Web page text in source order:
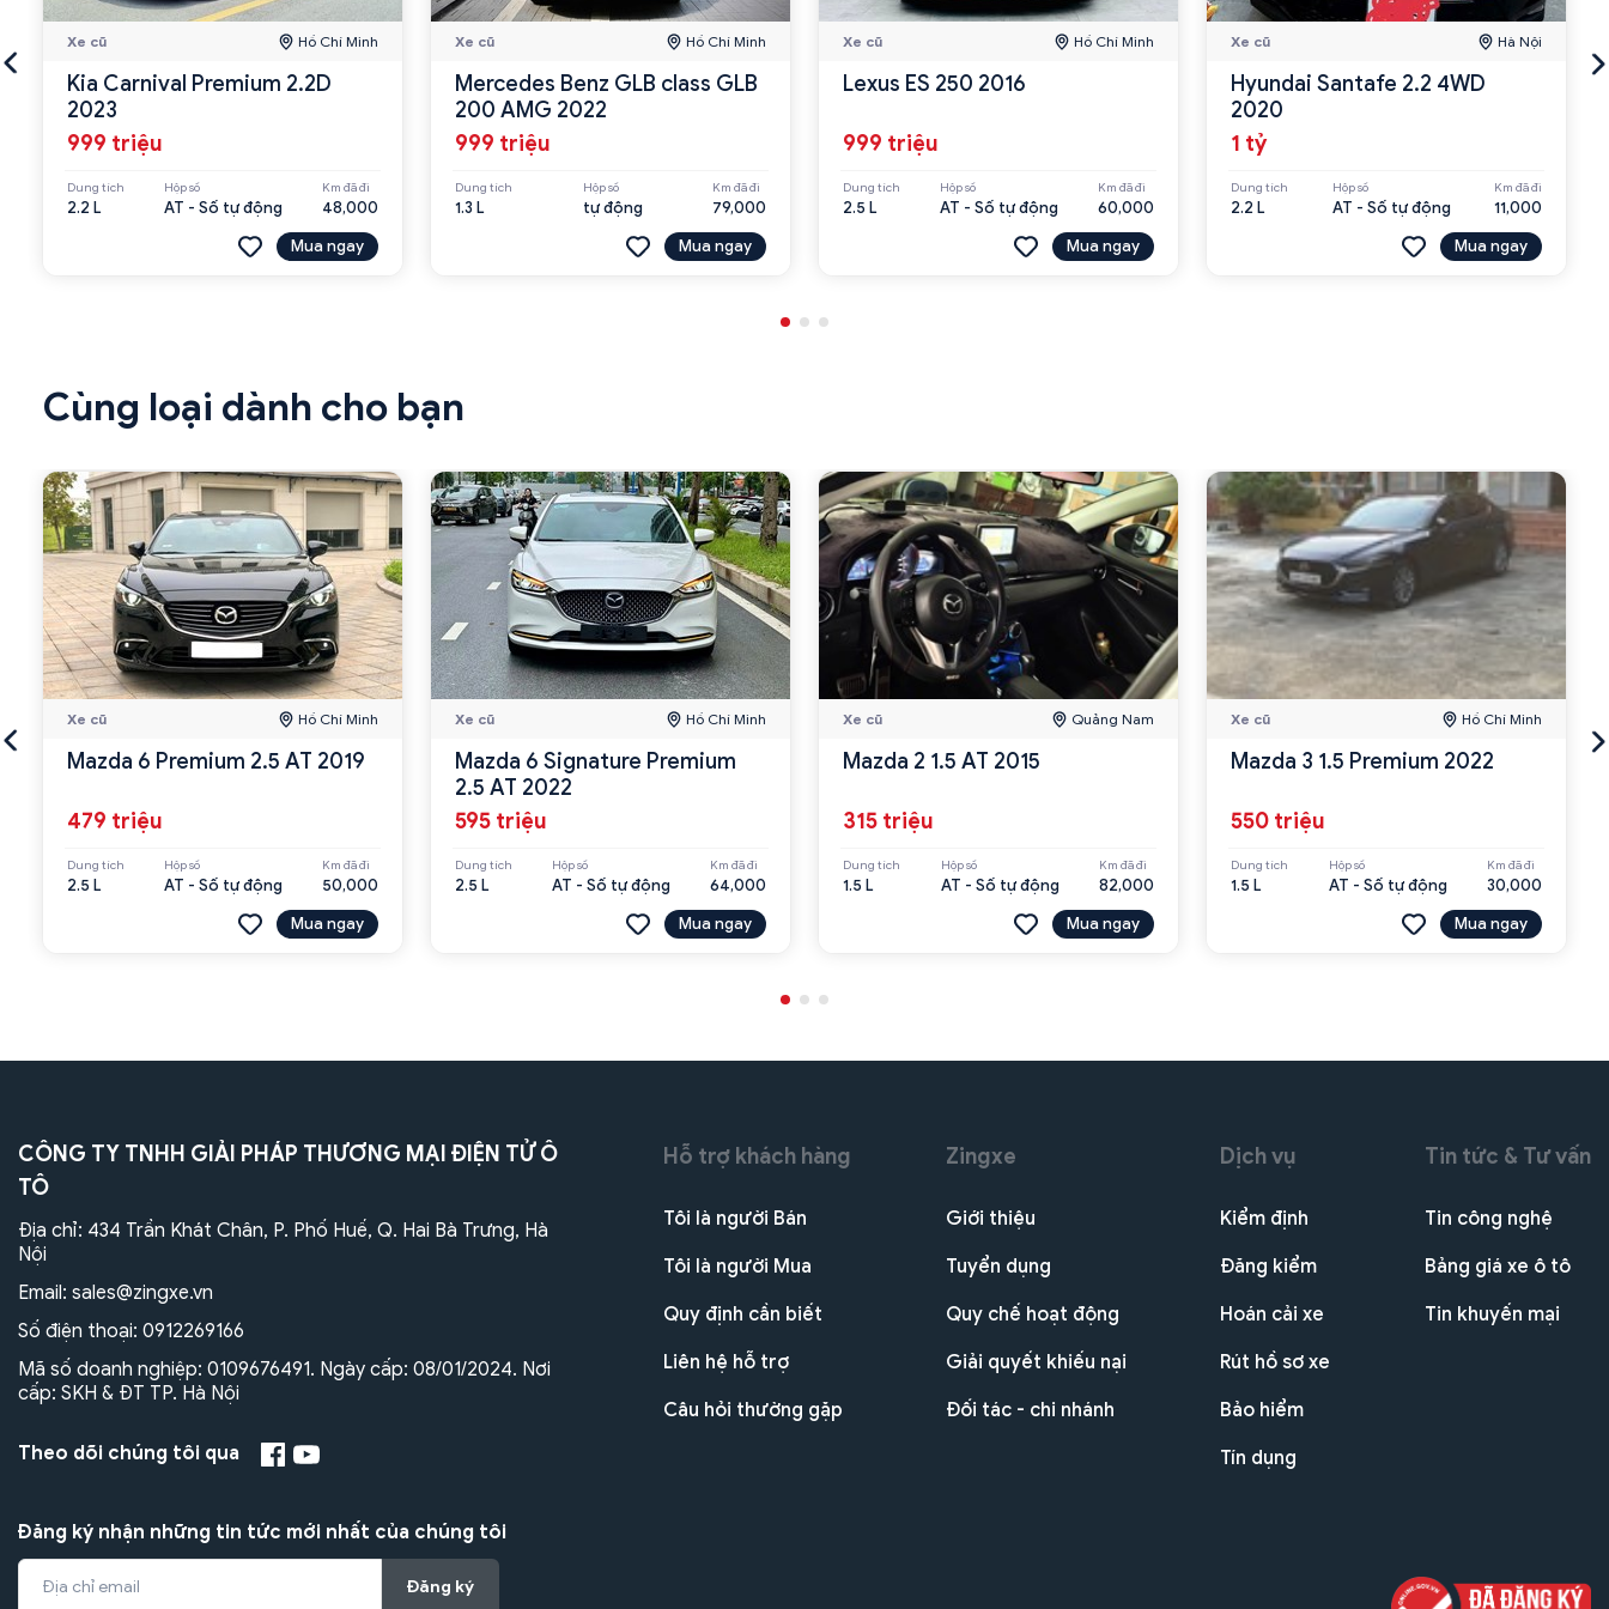
Xe cũ Hồ Chí Minh
Kia Carnival Premium 2.2D
2023
999 triệu
Dung tích
2.2 L
Hộp số
AT - Số tự động
Km đã đi
48,000
Mua ngay
Xe cũ Hồ Chí Minh
Mercedes Benz GLB class GLB
200 AMG 2022
999 triệu
Dung tích
1.3 L
Hộp số
tự động
Km đã đi
79,000
Mua ngay
Xe cũ Hồ Chí Minh
Lexus ES 250 2016
999 triệu
Dung tích
2.5 L
Hộp số
AT - Số tự động
Km đã đi
60,000
Mua ngay
Xe cũ Hà Nội
Hyundai Santafe 2.2 4WD
2020
1 tỷ
Dung tích
2.2 L
Hộp số
AT - Số tự động
Km đã đi
11,000
Mua ngay
Cùng loại dành cho bạn
Xe cũ Hồ Chí Minh
Mazda 6 Premium 2.5 AT 2019
479 triệu
Dung tích
2.5 L
Hộp số
AT - Số tự động
Km đã đi
50,000
Mua ngay
Xe cũ Hồ Chí Minh
Mazda 6 Signature Premium
2.5 AT 2022
595 triệu
Dung tích
2.5 L
Hộp số
AT - Số tự động
Km đã đi
64,000
Mua ngay
Xe cũ Quảng Nam
Mazda 2 1.5 AT 2015
315 triệu
Dung tích
1.5 L
Hộp số
AT - Số tự động
Km đã đi
82,000
Mua ngay
Xe cũ Hồ Chí Minh
Mazda 3 1.5 Premium 2022
550 triệu
Dung tích
1.5 L
Hộp số
AT - Số tự động
Km đã đi
30,000
Mua ngay
CÔNG TY TNHH GIẢI PHÁP THƯƠNG MẠI ĐIỆN TỬ Ô
TÔ
Địa chỉ: 434 Trần Khát Chân, P. Phố Huế, Q. Hai Bà Trưng, Hà
Nội
Email: sales@zingxe.vn
Số điện thoại: 0912269166
Mã số doanh nghiệp: 0109676491. Ngày cấp: 08/01/2024. Nơi
cấp: SKH & ĐT TP. Hà Nội
Theo dõi chúng tôi qua
Đăng ký nhận những tin tức mới nhất của chúng tôi
Đăng ký
Hỗ trợ khách hàng
Tôi là người Bán
Tôi là người Mua
Quy định cần biết
Liên hệ hỗ trợ
Câu hỏi thường gặp
Zingxe
Giới thiệu
Tuyển dụng
Quy chế hoạt động
Giải quyết khiếu nại
Đối tác - chi nhánh
Dịch vụ
Kiểm định
Đăng kiểm
Hoán cải xe
Rút hồ sơ xe
Bảo hiểm
Tín dụng
Tin tức & Tư vấn
Tin công nghệ
Bảng giá xe ô tô
Tin khuyến mại